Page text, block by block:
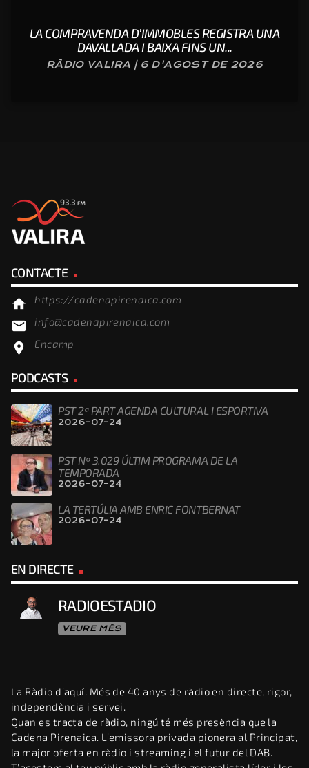
LA COMPRAVENDA D’IMMOBLES REGISTRA UNA
DAVALLADA I BAIXA FINS UN...
RÀDIO VALIRA | 6 D'AGOST DE 2026
CONTACTE
home https://cadenapirenaica.com
email info@cadenapirenaica.com
location_on Encamp
PODCASTS
PST 2ª PART AGENDA CULTURAL I ESPORTIVA
2026-07-24
PST Nº 3.029 ÚLTIM PROGRAMA DE LA
TEMPORADA
2026-07-24
LA TERTÚLIA AMB ENRIC FONTBERNAT
2026-07-24
EN DIRECTE
RADIOESTADIO
VEURE MÉS
La Ràdio d’aquí. Més de 40 anys de ràdio en directe, rigor,
independència i servei.
Quan es tracta de ràdio, ningú té més presència que la
Cadena Pirenaica. L’emissora privada pionera al Principat,
la major oferta en ràdio i streaming i el futur del DAB.